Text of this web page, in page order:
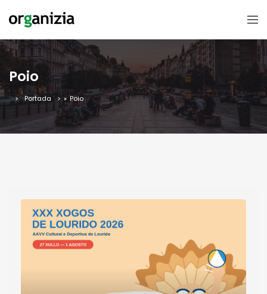
Poio
Portada » Poio